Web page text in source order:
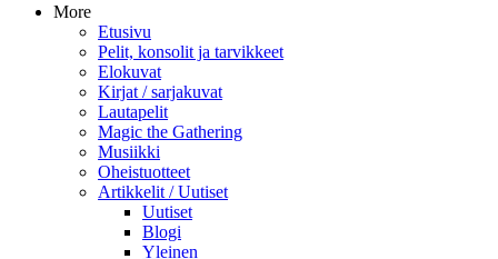
More
Etusivu
Pelit, konsolit ja tarvikkeet
Elokuvat
Kirjat / sarjakuvat
Lautapelit
Magic the Gathering
Musiikki
Oheistuotteet
Artikkelit / Uutiset
Uutiset
Blogi
Yleinen